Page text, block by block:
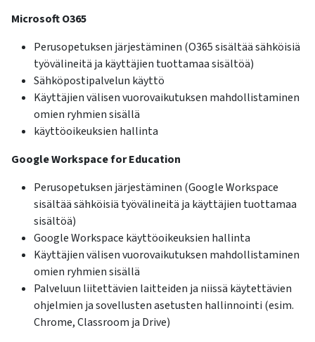
Microsoft O365
Perusopetuksen järjestäminen (O365 sisältää sähköisiä
työvälineitä ja käyttäjien tuottamaa sisältöä)
Sähköpostipalvelun käyttö
Käyttäjien välisen vuorovaikutuksen mahdollistaminen
omien ryhmien sisällä
käyttöoikeuksien hallinta
Google Workspace for Education
Perusopetuksen järjestäminen (Google Workspace
sisältää sähköisiä työvälineitä ja käyttäjien tuottamaa
sisältöä)
Google Workspace käyttöoikeuksien hallinta
Käyttäjien välisen vuorovaikutuksen mahdollistaminen
omien ryhmien sisällä
Palveluun liitettävien laitteiden ja niissä käytettävien
ohjelmien ja sovellusten asetusten hallinnointi (esim.
Chrome, Classroom ja Drive)